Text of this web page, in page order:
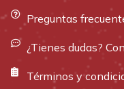
Preguntas
¿Tienes dudas?
Términos y